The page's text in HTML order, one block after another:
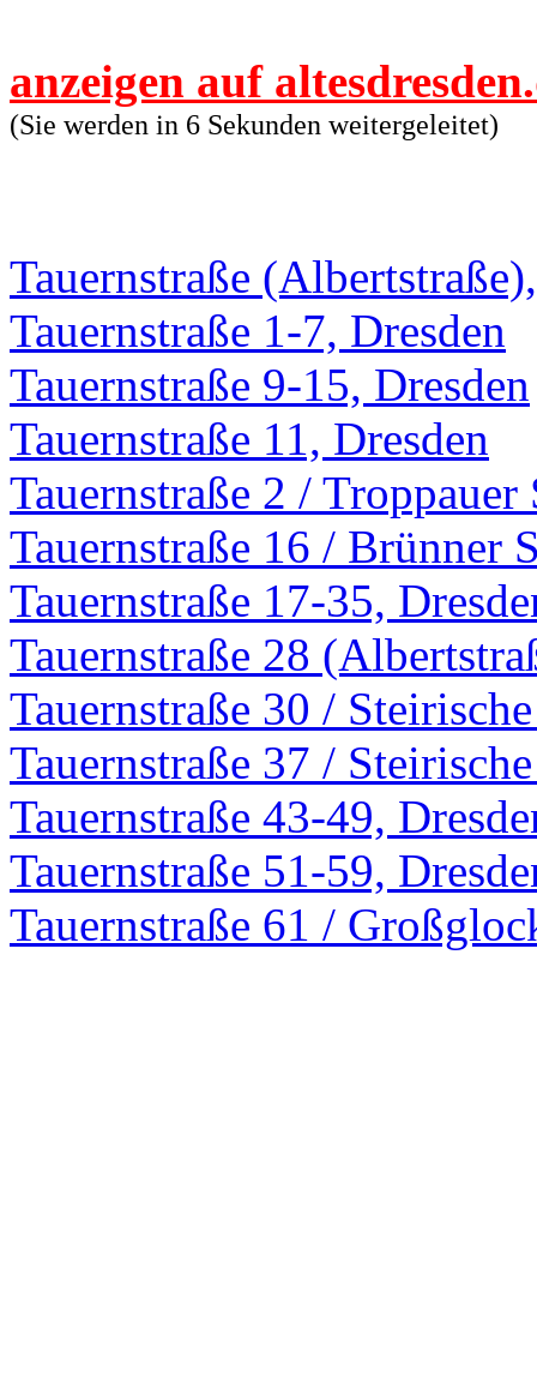
anzeigen auf
(Sie werden in 6 Sekunden weitergeleitet)
Tauernstraße
Tauernstraße 1-7, Dresden
Tauernstraße 9-15, Dresden
Tauernstraße 11, Dresden
Tauernstraße 2 / Troppauer
Tauernstraße 16 / Brünner
Tauernstraße 17-35,
Tauernstraße 28
Tauernstraße 30 /
Tauernstraße 37 /
Tauernstraße 43-49,
Tauernstraße 51-59,
Tauernstraße 61 /